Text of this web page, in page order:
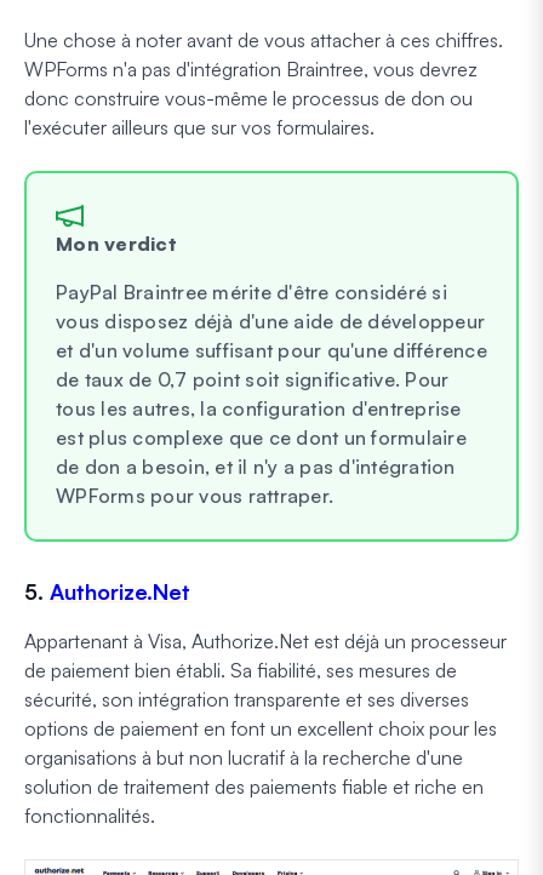
Une chose à noter avant de vous attacher à ces chiffres.
WPForms n'a pas d'intégration Braintree, vous devrez
donc construire vous-même le processus de don ou
l'exécuter ailleurs que sur vos formulaires.
Mon verdict
PayPal Braintree mérite d'être considéré si
vous disposez déjà d'une aide de développeur
et d'un volume suffisant pour qu'une différence
de taux de 0,7 point soit significative. Pour
tous les autres, la configuration d'entreprise
est plus complexe que ce dont un formulaire
de don a besoin, et il n'y a pas d'intégration
WPForms pour vous rattraper.
5. Authorize.Net
Appartenant à Visa, Authorize.Net est déjà un processeur
de paiement bien établi. Sa fiabilité, ses mesures de
sécurité, son intégration transparente et ses diverses
options de paiement en font un excellent choix pour les
organisations à but non lucratif à la recherche d'une
solution de traitement des paiements fiable et riche en
fonctionnalités.